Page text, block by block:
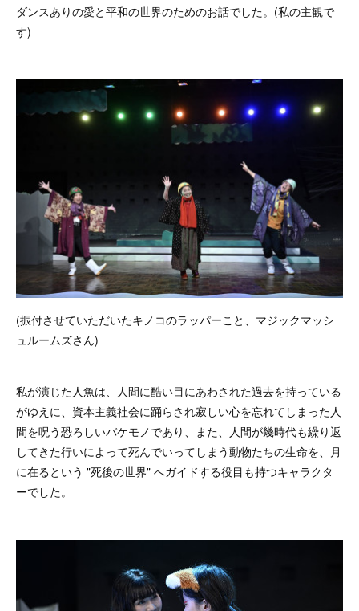
ダンスありの愛と平和の世界のためのお話でした。(私の主観で
す)
(振付させていただいたキノコのラッパーこと、マジックマッシ
ュルームズさん)
私が演じた人魚は、人間に酷い目にあわされた過去を持っている
がゆえに、資本主義社会に踊らされ寂しい心を忘れてしまった人
間を呪う恐ろしいバケモノであり、また、人間が幾時代も繰り返
してきた行いによって死んでいってしまう動物たちの生命を、月
に在るという "死後の世界" へガイドする役目も持つキャラクタ
ーでした。